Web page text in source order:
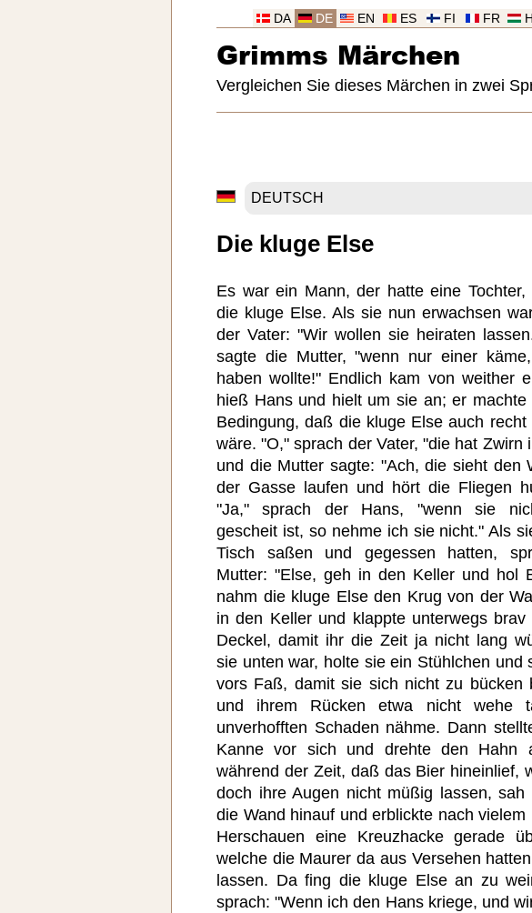
FR
FI
ES
EN
DE
DA
Grimms Märchen
Vergleichen Sie dieses Märchen in zwei
Die kluge Else
Es war ein Mann, der hatte eine
die kluge Else. Als sie nun erwachsen
der Vater: "Wir wollen sie heiraten
sagte die Mutter, "wenn nur einer
haben wollte!" Endlich kam von weither
hieß Hans und hielt um sie an; er machte
Bedingung, daß die kluge Else auch recht
wäre. "O," sprach der Vater, "die hat Zwirn
und die Mutter sagte: "Ach, die sieht den
der Gasse laufen und hört die Fliegen
"Ja," sprach der Hans, "wenn sie
gescheit ist, so nehme ich sie nicht." Als
Tisch saßen und gegessen hatten,
Mutter: "Else, geh in den Keller und hol
nahm die kluge Else den Krug von der
in den Keller und klappte unterwegs brav
Deckel, damit ihr die Zeit ja nicht lang
sie unten war, holte sie ein Stühlchen und
vors Faß, damit sie sich nicht zu bücken
und ihrem Rücken etwa nicht wehe
unverhofften Schaden nähme. Dann
Kanne vor sich und drehte den Hahn
während der Zeit, daß das Bier hineinlief,
doch ihre Augen nicht müßig lassen, sah
die Wand hinauf und erblickte nach vielem
Herschauen eine Kreuzhacke gerade
welche die Maurer da aus Versehen
lassen. Da fing die kluge Else an zu
sprach: "Wenn ich den Hans kriege, und